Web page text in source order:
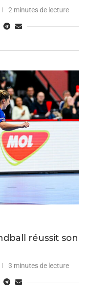
2 minutes de lecture
réussit son
3 minutes de lecture